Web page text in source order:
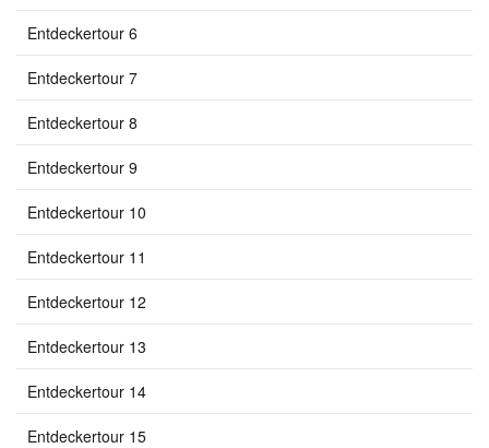
Entdeckertour 6
Entdeckertour 7
Entdeckertour 8
Entdeckertour 9
Entdeckertour 10
Entdeckertour 11
Entdeckertour 12
Entdeckertour 13
Entdeckertour 14
Entdeckertour 15